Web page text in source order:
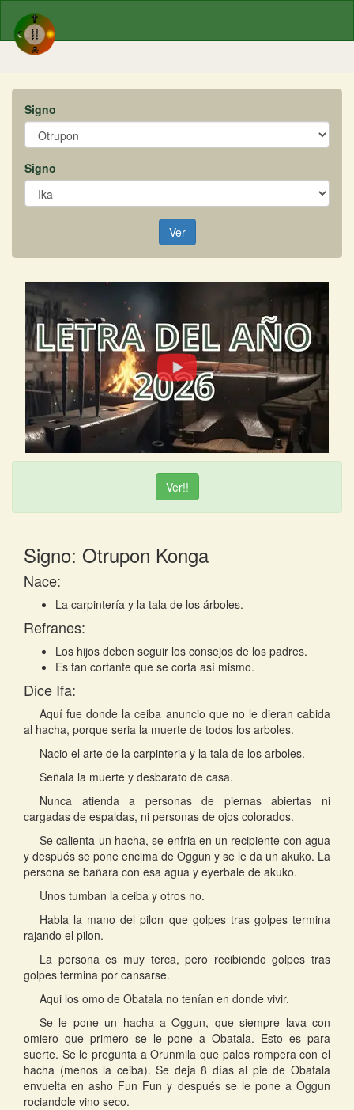
Signo
Signo
Ver
Ver!!
Signo: Otrupon Konga
Nace:
La carpintería y la tala de los árboles.
Refranes:
Los hijos deben seguir los consejos de los padres.
Es tan cortante que se corta así mismo.
Dice Ifa:
Aquí fue donde la ceiba anuncio que no le dieran cabida
al hacha, porque seria la muerte de todos los arboles.
Nacio el arte de la carpinteria y la tala de los arboles.
Señala la muerte y desbarato de casa.
Nunca atienda a personas de piernas abiertas ni
cargadas de espaldas, ni personas de ojos colorados.
Se calienta un hacha, se enfria en un recipiente con agua
y después se pone encima de Oggun y se le da un akuko. La
persona se bañara con esa agua y eyerbale de akuko.
Unos tumban la ceiba y otros no.
Habla la mano del pilon que golpes tras golpes termina
rajando el pilon.
La persona es muy terca, pero recibiendo golpes tras
golpes termina por cansarse.
Aqui los omo de Obatala no tenían en donde vivir.
Se le pone un hacha a Oggun, que siempre lava con
omiero que primero se le pone a Obatala. Esto es para
suerte. Se le pregunta a Orunmila que palos rompera con el
hacha (menos la ceiba). Se deja 8 días al pie de Obatala
envuelta en asho Fun Fun y después se le pone a Oggun
rociandole vino seco.